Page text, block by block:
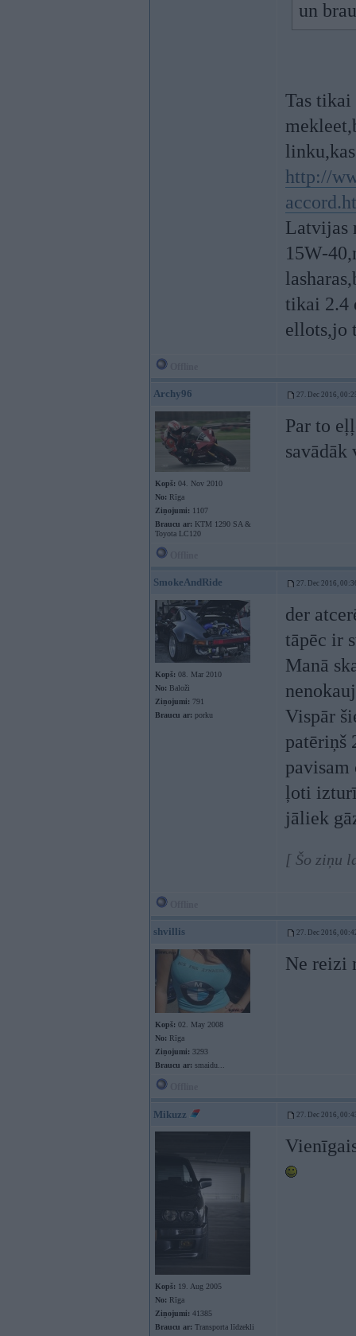
un
Tas
http://
Latvijas
15W-
tikai 2.4
ellots,jo
Archy96 27. Dec 2016,
Kopš: 04. Nov 2010
No: Rīga
Ziņojumi: 1107
Braucu ar: KTM 1290 SA &
Toyota LC120
Par to
savādāk
SmokeAndRide 27. Dec 2016,
Kopš: 08. Mar 2010
No: Baloži
Ziņojumi: 791
Braucu ar: porku
der
tāpēc ir
Manā
Vispār
patēriņš
ļoti
jāliek
[ Šo ziņu
shvillis 27. Dec 2016,
Kopš: 02. May 2008
No: Rīga
Ziņojumi: 3293
Braucu ar: smaidu...
Ne reizi
Mikuzz 27. Dec 2016,
Kopš: 19. Aug 2005
No: Rīga
Ziņojumi: 41385
Braucu ar: Transporta līdzekli